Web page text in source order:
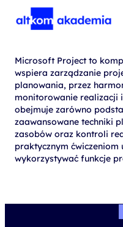
Microsoft Project to
wspiera zarządzanie
planowania, przez
monitorowanie realizacji
obejmuje zarówno
zaawansowane techniki
zasobów oraz kontroli
praktycznym ćwiczeniom
wykorzystywać funkcje